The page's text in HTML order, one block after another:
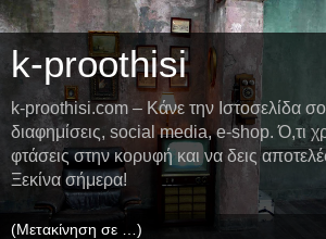
k-proothisi
k-proothisi.com – Κάνε την Ιστοσελίδα
διαφημίσεις, social media, e-shop. Ό,τι
φτάσεις στην κορυφή και να δεις
Ξεκίνα σήμερα!